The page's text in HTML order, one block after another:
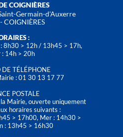
COIGNIÈRES
Germain-d'Auxerre
COIGNIÈRES
:
: 8h30 > 12h / 13h45 > 17h,
: 14h > 20h
DE TÉLÉPHONE
: 01 30 13 17 77
POSTALE
la Mairie, ouverte uniquement
horaires suivants :
> 17h00, Mer : 14h30 >
: 13h45 > 16h30